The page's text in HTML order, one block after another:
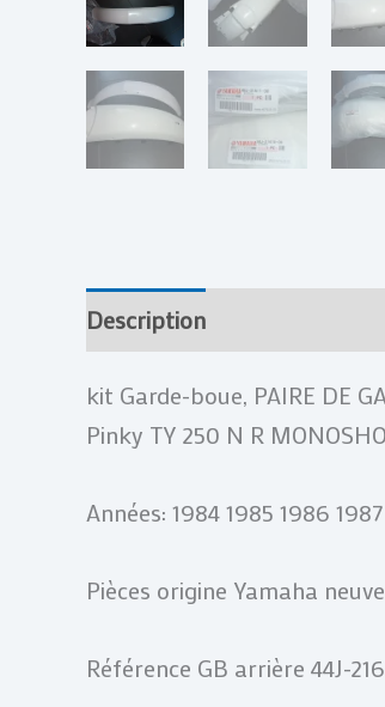
Description
kit Garde-boue, PAIRE DE
Pinky TY 250 N R
Années: 1984 1985 1986
Pièces origine Yamaha neuve
Référence GB arrière 44J-